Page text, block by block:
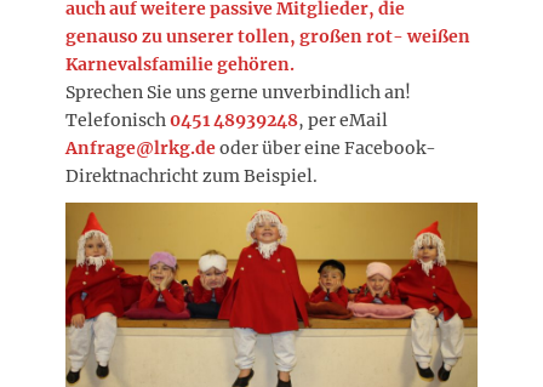
auch auf weitere passive Mitglieder, die
genauso zu unserer tollen, großen rot- weißen
Karnevalsfamilie gehören.
Sprechen Sie uns gerne unverbindlich an!
Telefonisch 0451 48939248, per eMail
Anfrage@lrkg.deoder über eine Facebook-
Direktnachricht zum Beispiel.